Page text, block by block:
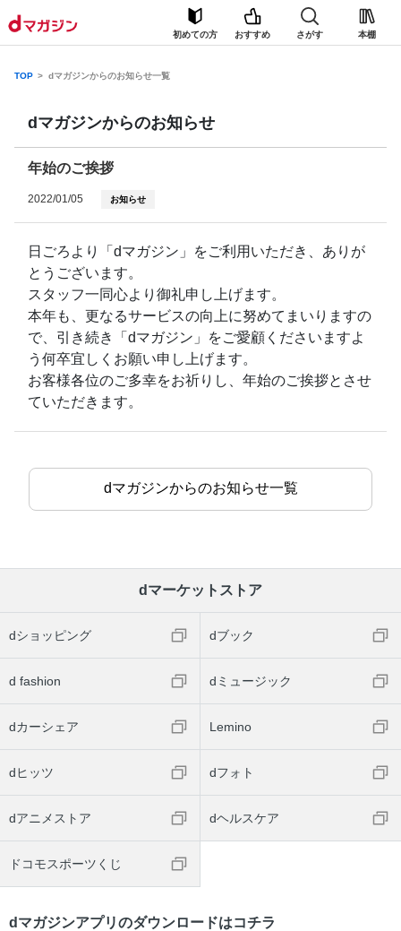
初めての方 おすすめ さがす 本棚
TOP dマガジンからのお知らせ一覧
dマガジンからのお知らせ
年始のご挨拶
2022/01/05 お知らせ
日ごろより「dマガジン」をご利用いただき、ありが
とうございます。
スタッフ一同心より御礼申し上げます。
本年も、更なるサービスの向上に努めてまいりますの
で、引き続き「dマガジン」をご愛顧くださいますよ
う何卒宜しくお願い申し上げます。
お客様各位のご多幸をお祈りし、年始のご挨拶とさせ
ていただきます。
dマガジンからのお知らせ一覧
dマーケットストア
dショッピング dブック
d fashion dミュージック
dカーシェア Lemino
dヒッツ dフォト
dアニメストア dヘルスケア
ドコモスポーツくじ
dマガジンアプリのダウンロードはコチラ